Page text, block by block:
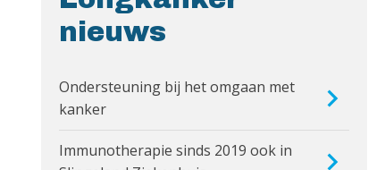
nieuws
Ondersteuning bij het omgaan met
kanker
Immunotherapie sinds 2019 ook in